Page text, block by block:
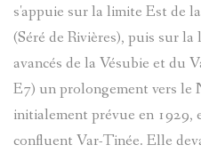
s'appuie sur la limite Est de
(Séré de Rivières), puis sur
avancés de la Vésubie et du
E7) un prolongement vers le
initialement prévue en 1929,
confluent Var-Tinée. Elle